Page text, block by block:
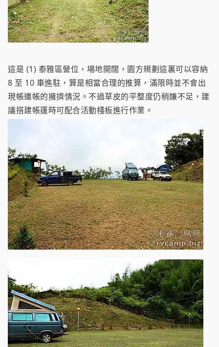
這是 (1) 泰雅區營位，場地開闊，園方規劃這裏可以容納
8 至 10 車進駐，算是相當合理的推算，滿限時並不會出
現帳連帳的擁擠情況。不過草皮的平整度仍稍嫌不足，建
議搭建帳篷時可配合活動棧板進行作業。